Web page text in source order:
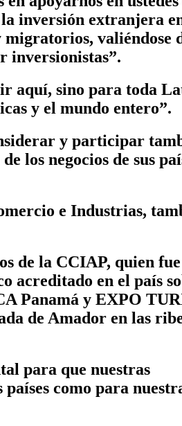
inversión extranjera
valiéndose
inversionistas”.
aquí, sino para toda
y el mundo entero”.
y participar
los negocios de sus
e Industrias,
de la CCIAP, quien
acreditado en el país
Panamá y EXPO
de Amador en las
para que nuestras
como para